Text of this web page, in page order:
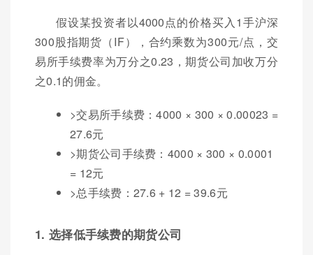
假设某投资者以4000点的价格买入1手沪深
300股指期货（IF），合约乘数为300元/点，交
易所手续费率为万分之0.23，期货公司加收万分
之0.1的佣金。
>交易所手续费：4000 × 300 × 0.00023 =
27.6元
>期货公司手续费：4000 × 300 × 0.0001
= 12元
>总手续费：27.6 + 12 = 39.6元
1. 选择低手续费的期货公司